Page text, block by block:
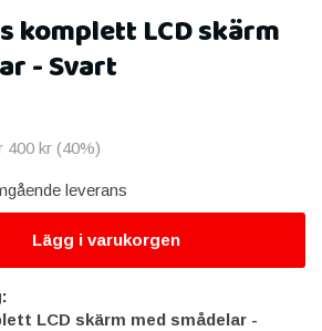
komplett LCD skärm
- Svart
400 kr (40%)
leverans
Lägg i varukorgen
LCD skärm med smådelar -